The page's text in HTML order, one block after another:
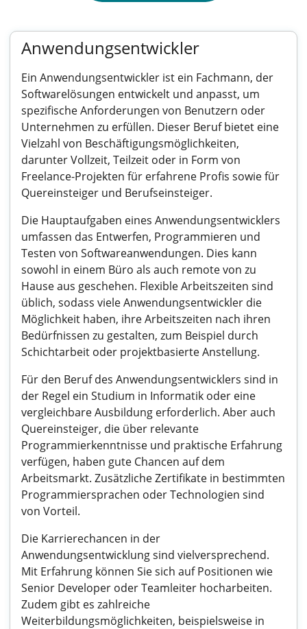
Anwendungsentwickler
Ein Anwendungsentwickler ist ein Fachmann, der
Softwarelösungen entwickelt und anpasst, um
spezifische Anforderungen von Benutzern oder
Unternehmen zu erfüllen. Dieser Beruf bietet eine
Vielzahl von Beschäftigungsmöglichkeiten,
darunter Vollzeit, Teilzeit oder in Form von
Freelance-Projekten für erfahrene Profis sowie für
Quereinsteiger und Berufseinsteiger.
Die Hauptaufgaben eines Anwendungsentwicklers
umfassen das Entwerfen, Programmieren und
Testen von Softwareanwendungen. Dies kann
sowohl in einem Büro als auch remote von zu
Hause aus geschehen. Flexible Arbeitszeiten sind
üblich, sodass viele Anwendungsentwickler die
Möglichkeit haben, ihre Arbeitszeiten nach ihren
Bedürfnissen zu gestalten, zum Beispiel durch
Schichtarbeit oder projektbasierte Anstellung.
Für den Beruf des Anwendungsentwicklers sind in
der Regel ein Studium in Informatik oder eine
vergleichbare Ausbildung erforderlich. Aber auch
Quereinsteiger, die über relevante
Programmierkenntnisse und praktische Erfahrung
verfügen, haben gute Chancen auf dem
Arbeitsmarkt. Zusätzliche Zertifikate in bestimmten
Programmiersprachen oder Technologien sind
von Vorteil.
Die Karrierechancen in der
Anwendungsentwicklung sind vielversprechend.
Mit Erfahrung können Sie sich auf Positionen wie
Senior Developer oder Teamleiter hocharbeiten.
Zudem gibt es zahlreiche
Weiterbildungsmöglichkeiten, beispielsweise in